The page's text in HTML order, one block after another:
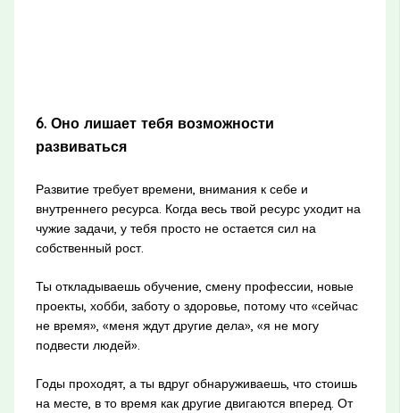
6. Оно лишает тебя возможности
развиваться
Развитие требует времени, внимания к себе и
внутреннего ресурса. Когда весь твой ресурс уходит на
чужие задачи, у тебя просто не остается сил на
собственный рост.
Ты откладываешь обучение, смену профессии, новые
проекты, хобби, заботу о здоровье, потому что «сейчас
не время», «меня ждут другие дела», «я не могу
подвести людей».
Годы проходят, а ты вдруг обнаруживаешь, что стоишь
на месте, в то время как другие двигаются вперед. От